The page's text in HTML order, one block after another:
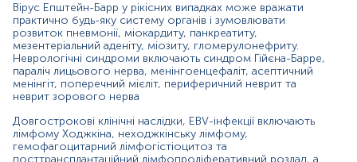
особливо корисним для виявлення інфекційного
мононуклеозу в новонароджених, коли серологічні
тести малоінформативні внаслідок незрілості імунної
системи, а також у складних та сумнівних випадках.
Показання до призначення:
Діагностика інфекційного мононуклеозу, коли
серологічні тести є малоінформативними або
дають сумнівні результати;
Диференціальна діагностика інфекційного
Вірус Епштейн-Барр у рікісних випадках може вражати
практично будь-яку систему органів і зумовлювати
розвиток пневмонії, міокардиту, панкреатиту,
мезентеріальний аденіту, міозиту, гломерулонефриту.
Неврологічні синдроми включають синдром Гійєна-Барре,
параліч лицьового нерва, менінгоенцефаліт, асептичний
менінгіт, поперечний мієліт, периферичний неврит та
неврит зорового нерва
Довгострокові клінічні наслідки, EBV-інфекції включають
лімфому Ходжкіна, неходжкінську лімфому,
гемофагоцитарний лімфогістіоцитоз та